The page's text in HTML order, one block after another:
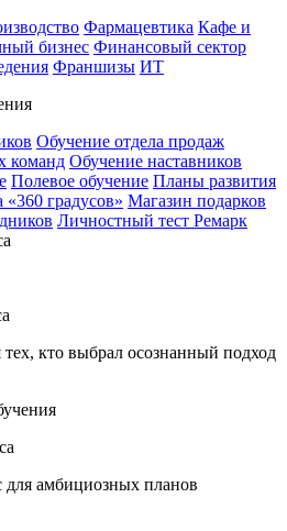
Фармацевтика Кафе и
бизнес Финансовый сектор
Франшизы ИТ
Обучение отдела продаж
команд Обучение наставников
Полевое обучение Планы развития
градусов» Магазин подарков
Личностный тест Ремарк
кто выбрал осознанный подход
амбициозных планов